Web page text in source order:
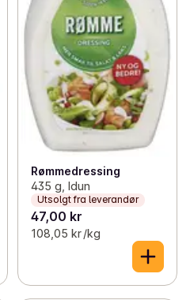
Rømmedressing
435 g, Idun
Utsolgt fra leverandør
47,00 kr
108,05 kr /kg